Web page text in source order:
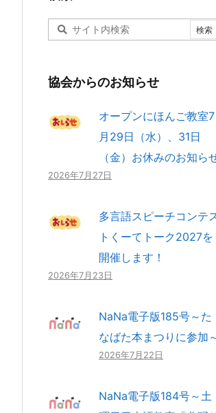
協会からのお知らせ
オープンにほんご教室7
月29日（水）、31日
（金）お休みのお知ら
2026年7月27日
多言語スピーチコンテ
トくーてトーク2027を
開催します！
2026年7月23日
NaNa電子版185号～た
なばた本まつりに参加
2026年7月22日
NaNa電子版184号～土